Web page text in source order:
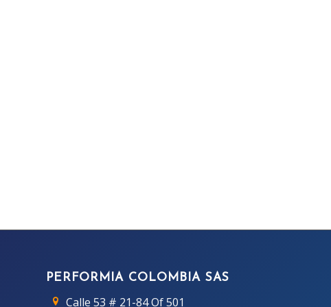
PERFORMIA COLOMBIA SAS
Calle 53 # 21-84 Of 501